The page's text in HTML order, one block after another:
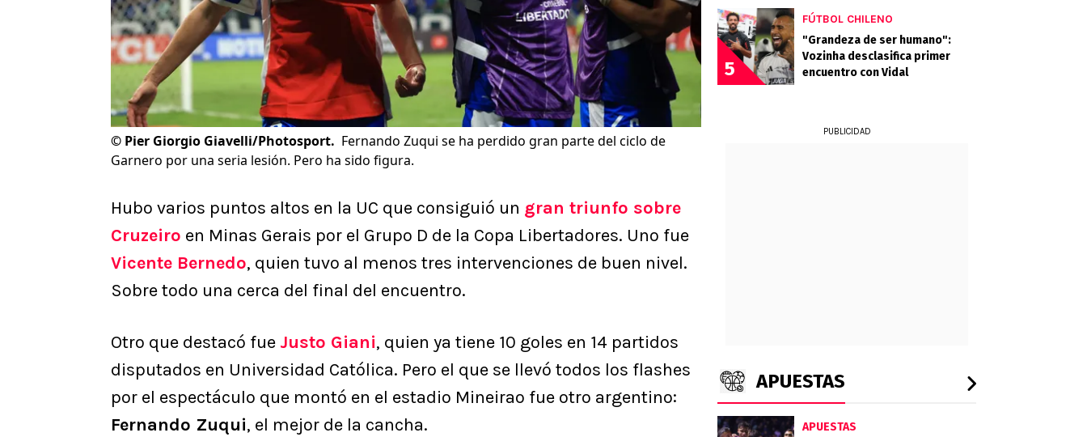
© Pier Giorgio Giavelli/Photosport. Fernando Zuqui se ha perdido gran parte del ciclo de
Garnero por una seria lesión. Pero ha sido figura.
Hubo varios puntos altos en la UC que consiguió un gran triunfo sobre
Cruzeiro en Minas Gerais por el Grupo D de la Copa Libertadores. Uno fue
Vicente Bernedo, quien tuvo al menos tres intervenciones de buen nivel.
Sobre todo una cerca del final del encuentro.
Otro que destacó fue Justo Giani, quien ya tiene 10 goles en 14 partidos
disputados en Universidad Católica. Pero el que se llevó todos los flashes
por el espectáculo que montó en el estadio Mineirao fue otro argentino:
Fernando Zuqui, el mejor de la cancha.
5
FÚTBOL CHILENO
"Grandeza de ser humano":
Vozinha desclasifica primer
encuentro con Vidal
PUBLICIDAD
APUESTAS
APUESTAS